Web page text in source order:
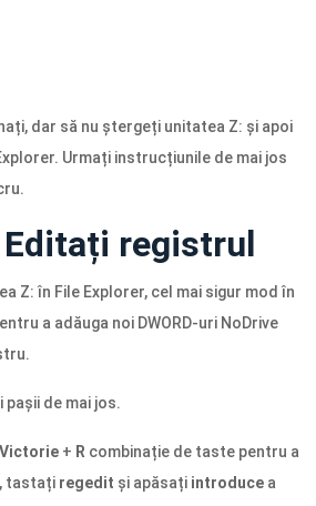
dar să nu ștergeți unitatea Z: și apoi
Urmați instrucțiunile de mai jos
registrul
Z: în File Explorer, cel mai sigur mod în
a adăuga noi DWORD-uri NoDrive
de mai jos.
Victorie + R combinație de taste pentru a
tastați regedit și apăsați introduce a